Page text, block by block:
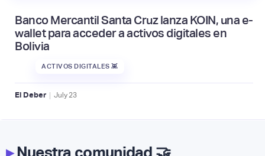
Banco Mercantil Santa Cruz lanza KOIN, una e-
wallet para acceder a activos digitales en
Bolivia
ACTIVOS DIGITALES 👾
El Deber | July 23
▸Nuestra comunidad 🤝